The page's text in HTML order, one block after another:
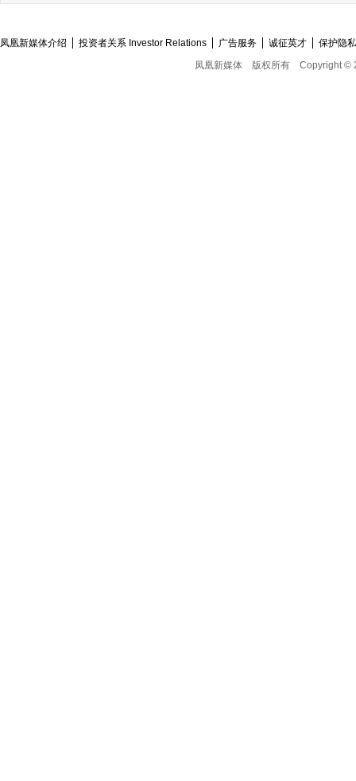
凤凰新媒体介绍 投资者关系 Investor Relations 广告服务 诚征英才
保护隐
凤凰新媒体
版权所有 Copyright ©